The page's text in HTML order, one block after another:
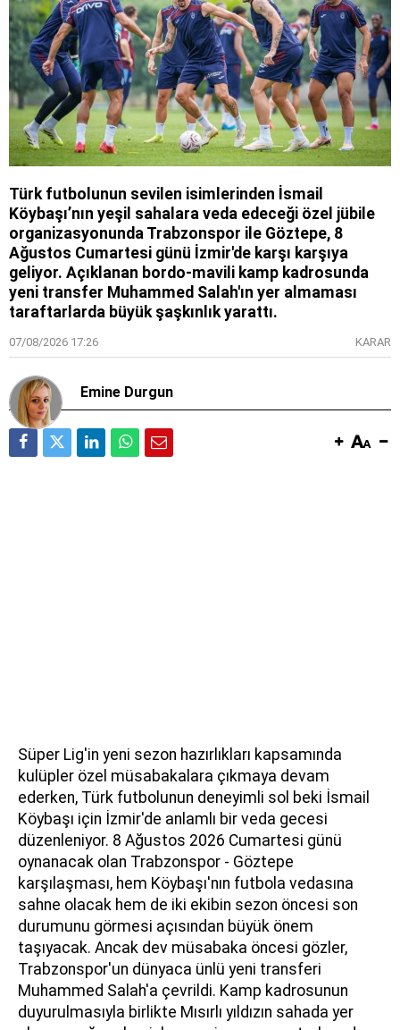
Türk futbolunun sevilen isimlerinden İsmail
Köybaşı’nın yeşil sahalara veda edeceği özel jübile
organizasyonunda Trabzonspor ile Göztepe, 8
Ağustos Cumartesi günü İzmir'de karşı karşıya
geliyor. Açıklanan bordo-mavili kamp kadrosunda
yeni transfer Muhammed Salah'ın yer almaması
taraftarlarda büyük şaşkınlık yarattı.
07/08/2026 17:26 KARAR
Emine Durgun
Süper Lig'in yeni sezon hazırlıkları kapsamında
kulüpler özel müsabakalara çıkmaya devam
ederken, Türk futbolunun deneyimli sol beki İsmail
Köybaşı için İzmir'de anlamlı bir veda gecesi
düzenleniyor. 8 Ağustos 2026 Cumartesi günü
oynanacak olan Trabzonspor - Göztepe
karşılaşması, hem Köybaşı'nın futbola vedasına
sahne olacak hem de iki ekibin sezon öncesi son
durumunu görmesi açısından büyük önem
taşıyacak. Ancak dev müsabaka öncesi gözler,
Trabzonspor'un dünyaca ünlü yeni transferi
Muhammed Salah'a çevrildi. Kamp kadrosunun
duyurulmasıyla birlikte Mısırlı yıldızın sahada yer